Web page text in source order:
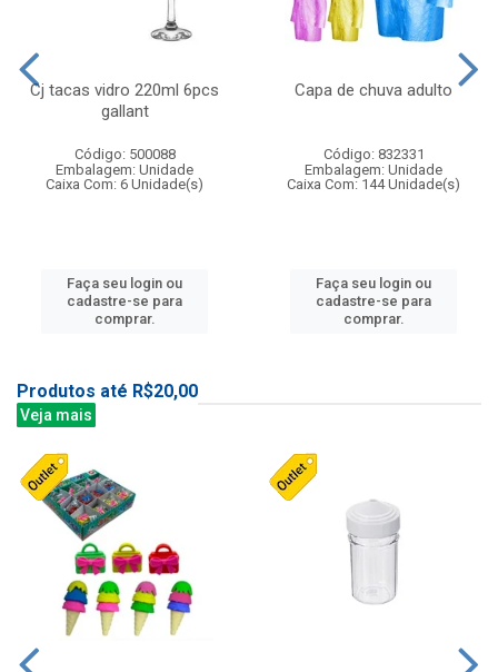
Cj tacas vidro 220ml 6pcs
gallant
Código: 500088
Embalagem: Unidade
Caixa Com: 6 Unidade(s)
Faça seu login ou
cadastre-se para
comprar.
Capa de chuva adulto
Código: 832331
Embalagem: Unidade
Caixa Com: 144 Unidade(s)
Faça seu login ou
cadastre-se para
comprar.
Produtos até R$20,00
Veja mais